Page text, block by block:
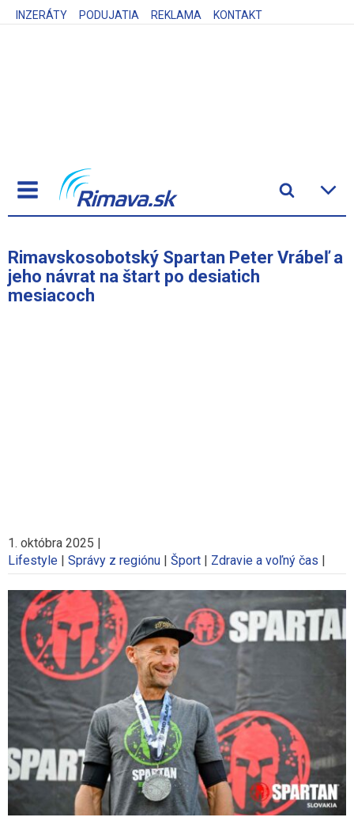
INZERÁTY PODUJATIA REKLAMA KONTAKT
Rimavskosobotský Spartan Peter Vrábeľ a
jeho návrat na štart po desiatich
mesiacoch
1. októbra 2025 |
Lifestyle | Správy z regiónu | Šport | Zdravie a voľný čas |